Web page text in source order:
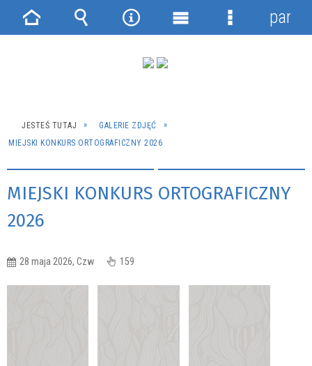
JESTEŚ TUTAJ
GALERIE ZDJĘĆ
MIEJSKI KONKURS ORTOGRAFICZNY 2026
MIEJSKI KONKURS ORTOGRAFICZNY
2026
28 maja 2026, Czw 159
Strona Wyszukiwarka
NarzędziaMenu
Menu
panel